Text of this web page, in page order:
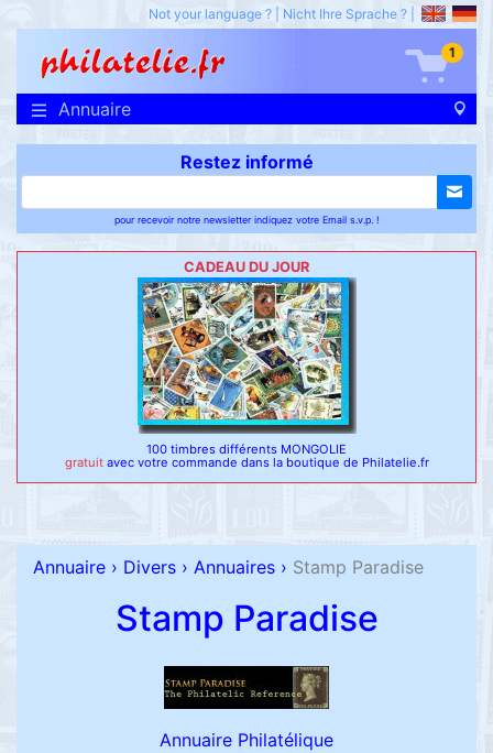
Not your language ? Nicht Ihre Sprache ?
1
Annuaire
Restez informé
pour recevoir notre newsletter indiquez votre Email s.v.p. !
CADEAU DU JOUR
100 timbres différents MONGOLIE
gratuit avec votre commande dans la boutique de Philatelie.fr
Annuaire › Divers › Annuaires › Stamp Paradise
Stamp Paradise
Annuaire Philatélique